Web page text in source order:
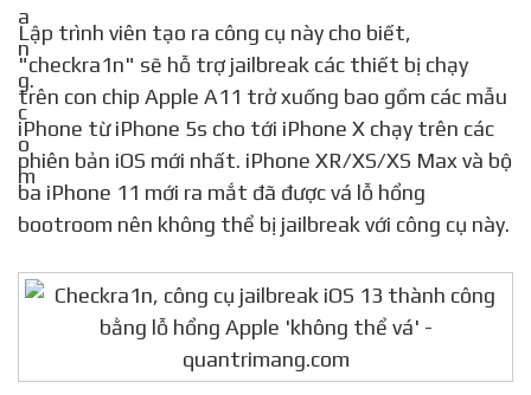
Lập trình viên tạo ra công cụ này cho biết,
"checkra1n" sẽ hỗ trợ jailbreak các thiết bị chạy
trên con chip Apple A11 trở xuống bao gồm các mẫu
iPhone từ iPhone 5s cho tới iPhone X chạy trên các
phiên bản iOS mới nhất. iPhone XR/XS/XS Max và bộ
ba iPhone 11 mới ra mắt đã được vá lỗ hổng
bootroom nên không thể bị jailbreak với công cụ này.